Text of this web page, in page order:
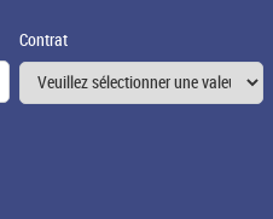
Contrat